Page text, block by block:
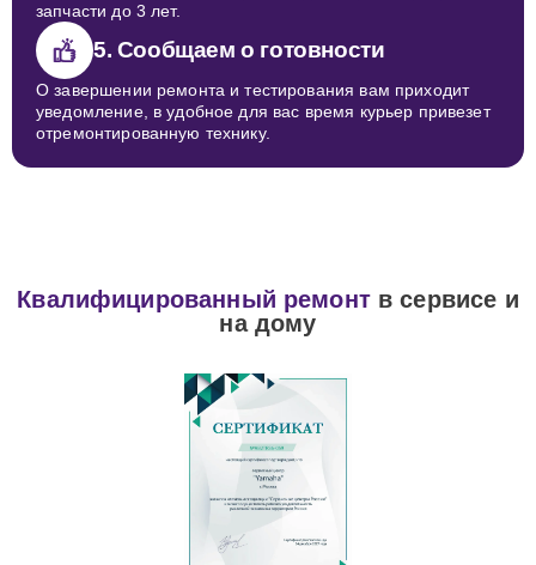
запчасти до 3 лет.
5. Сообщаем о готовности
О завершении ремонта и тестирования вам приходит
уведомление, в удобное для вас время курьер привезет
отремонтированную технику.
Квалифицированный ремонтв сервисе и
на дому